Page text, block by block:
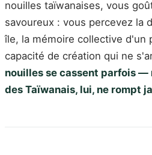
nouilles taïwanaises, vous
savoureux : vous percevez la
île, la mémoire collective d'un
capacité de création qui ne
nouilles se cassent parfois
des Taïwanais, lui, ne rompt